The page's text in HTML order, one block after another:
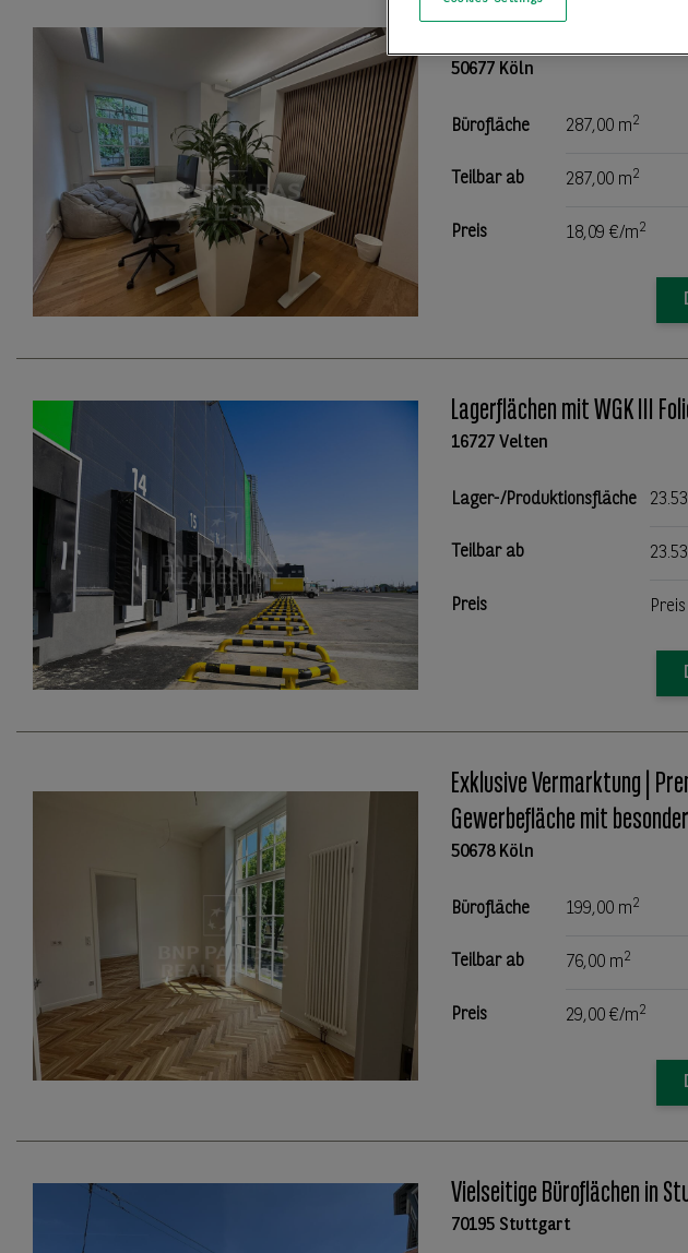
50677 Köln
Bürofläche 287,00 m2
Teilbar ab 287,00 m2
Preis 18,09 €/m2
Lagerflächen mit WGK III
16727 Velten
Lager-/Produktionsfläche
Teilbar ab
Preis
Exklusive Vermarktung |
Gewerbefläche mit
50678 Köln
Bürofläche 199,00 m2
Teilbar ab 76,00 m2
Preis 29,00 €/m2
Vielseitige Büroflächen in
70195 Stuttgart